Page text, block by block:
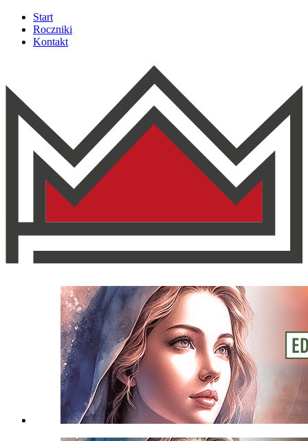
Start
Roczniki
Kontakt